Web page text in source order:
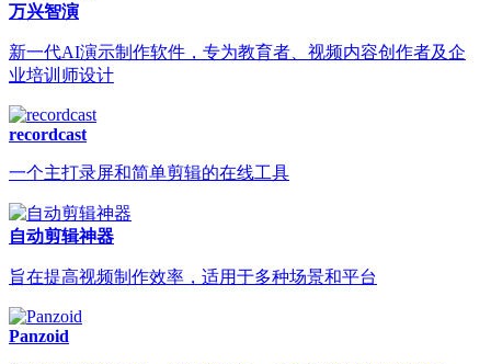
万兴智演
新一代AI演示制作软件，专为教育者、视频内容创作者及企
业培训师设计
recordcast
一个主打录屏和简单剪辑的在线工具
自动剪辑神器
旨在提高视频制作效率，适用于多种场景和平台
Panzoid